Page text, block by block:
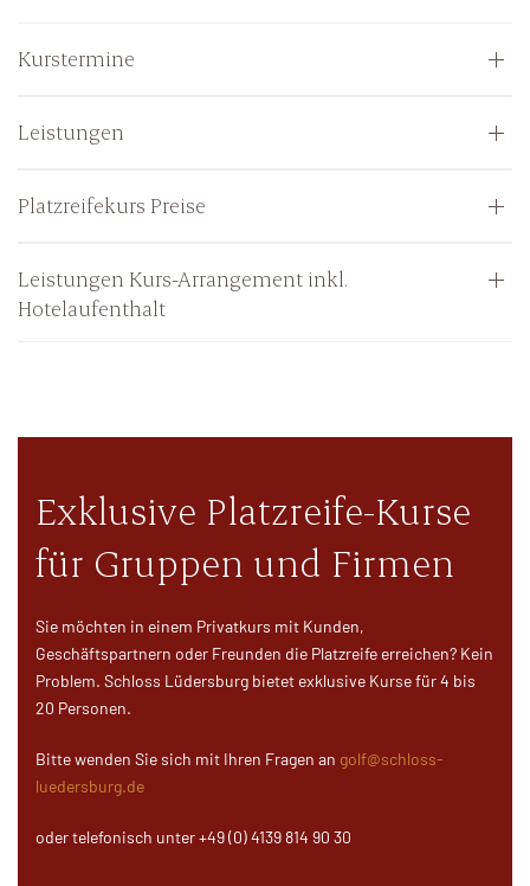
Kurstermine
Leistungen
Platzreifekurs Preise
Leistungen Kurs-Arrangement inkl.
Hotelaufenthalt
Exklusive Platzreife-Kurse
für Gruppen und Firmen
Sie möchten in einem Privatkurs mit Kunden,
Geschäftspartnern oder Freunden die Platzreife erreichen? Kein
Problem. Schloss Lüdersburg bietet exklusive Kurse für 4 bis
20 Personen.
Bitte wenden Sie sich mit Ihren Fragen an golf@schloss-
luedersburg.de
oder telefonisch unter +49 (0) 4139 814 90 30